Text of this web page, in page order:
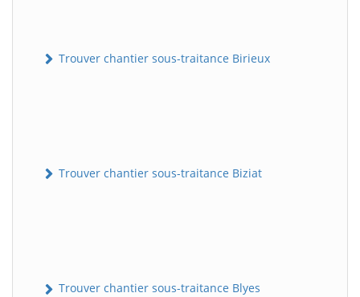
Trouver chantier sous-traitance Birieux
Trouver chantier sous-traitance Biziat
Trouver chantier sous-traitance Blyes